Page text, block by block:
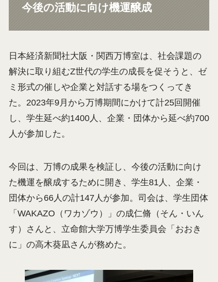
今後の活動に向け機運醸成
日本経済新聞社大阪・関西万博室は、社会課題の
解決に取り組むZ世代の学生の成長を促そうと、ゼ
ミ形式の催しや企業と対話する場をつくってき
た。2023年9月から万博期間にかけて計25回開催
し、学生延べ約1400人、企業・団体から延べ約700
人が参加した。
今回は、万博の成果を検証し、今後の活動に向け
た機運を醸成するために開き、学生81人、企業・
団体から66人の計147人が参加。司会は、学生団体
「WAKAZO（ワカゾウ）」の成仁脩（そん・いん
す）さんと、立命館大学万博学生委員会「おおき
に」の高木葵凪さんが務めた。